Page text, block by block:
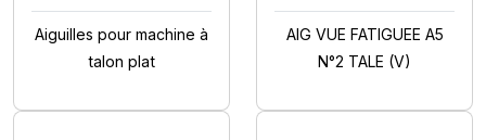
Aiguilles pour machine à
talon plat
AIG VUE FATIGUEE A5
N°2 TALE (V)